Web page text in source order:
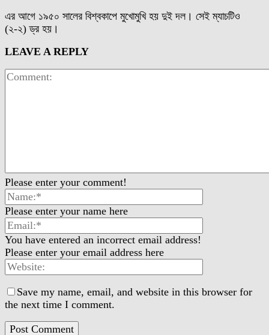
এর আগে ১৯৫০ সালের বিশ্বকাপে মুখোমুখি হয় দুই দল। সেই ম্যাচটিও
(২-২) ড্র হয়।
LEAVE A REPLY
Please enter your comment!
Please enter your name here
You have entered an incorrect email address!
Please enter your email address here
Save my name, email, and website in this browser for
the next time I comment.